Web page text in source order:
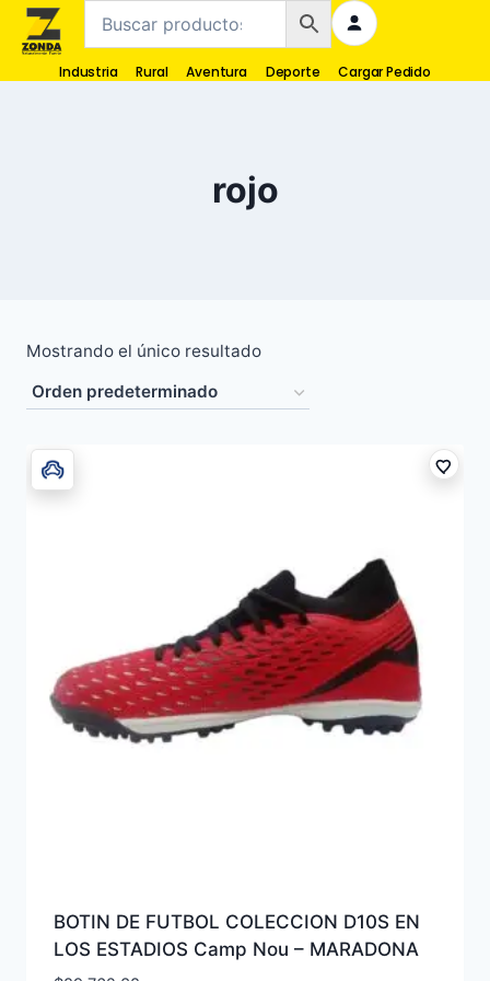
Industria Rural Aventura Deporte Cargar Pedido
rojo
Mostrando el único resultado
BOTIN DE FUTBOL COLECCION D10S EN
LOS ESTADIOS Camp Nou – MARADONA